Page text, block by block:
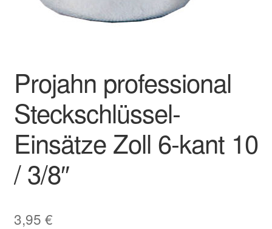
Vertrag widerrufen
Widerruf
Zahlungsweisen
Projahn professional
Steckschlüssel-
Einsätze Zoll 6-kant 10
/ 3/8″
3,95 €